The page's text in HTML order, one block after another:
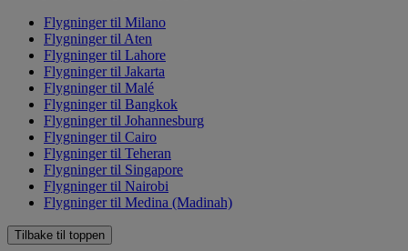
Flygninger til Milano
Flygninger til Aten
Flygninger til Lahore
Flygninger til Jakarta
Flygninger til Malé
Flygninger til Bangkok
Flygninger til Johannesburg
Flygninger til Cairo
Flygninger til Teheran
Flygninger til Singapore
Flygninger til Nairobi
Flygninger til Medina (Madinah)
Tilbake til toppen